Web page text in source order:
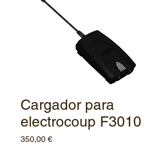
Cargador para
electrocoup F3010
350,00 €Prix